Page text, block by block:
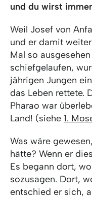
und du wirst
Weil Josef von
und er damit
Mal so
schiefgelaufen,
jährigen Jungen
das Leben rettete.
Pharao war
Land! (siehe 1.
Was wäre
hätte? Wenn er
Es begann dort,
sozusagen. Dort,
entschied er sich,